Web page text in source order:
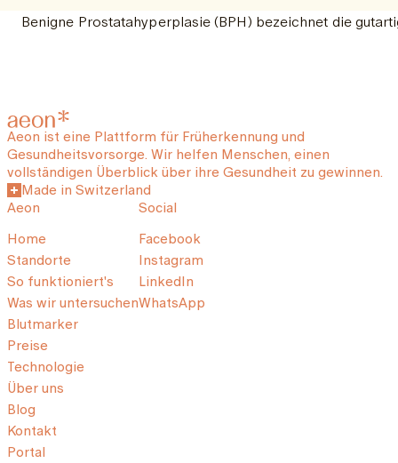
Benigne Prostatahyperplasie (BPH) bezeichnet die
Aeon ist eine Plattform für Früherkennung und
Gesundheitsvorsorge. Wir helfen Menschen, einen
vollständigen Überblick über ihre Gesundheit zu gewinnen.
Made in Switzerland
Aeon
Home
Standorte
So funktioniert's
Was wir untersuchen
Blutmarker
Preise
Technologie
Über uns
Blog
Kontakt
Portal
Social
Facebook
Instagram
LinkedIn
WhatsApp